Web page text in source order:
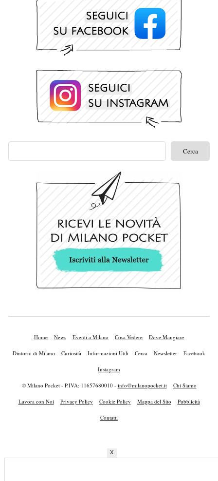
Home News Eventi a Milano Cosa Vedere Dove Mangiare
Dintorni di Milano Curiosità Informazioni Utili Cerca Newsletter Facebook
Instagram
© Milano Pocket - P.IVA: 11657680010 - info@milanopocket.it Chi Siamo
Lavora con Noi Privacy Policy Cookie Policy Mappa del Sito Pubblicità
Contatti
X